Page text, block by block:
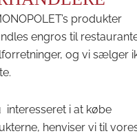
produkter
engros til
og vi sælger
interesseret i at købe
henviser vi til